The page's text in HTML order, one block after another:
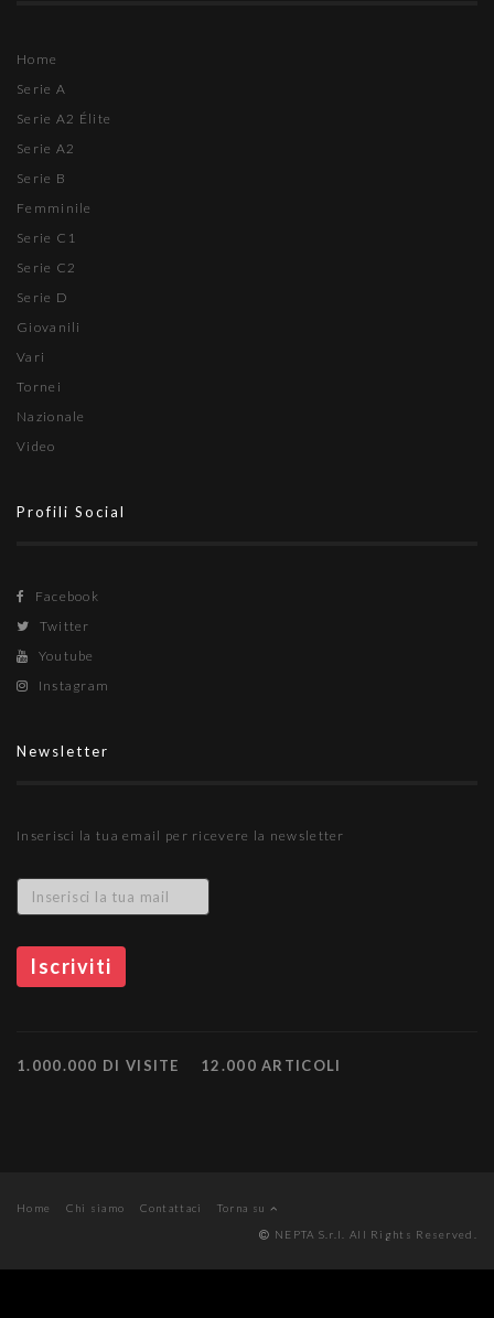
Home
Serie A
Serie A2 Élite
Serie A2
Serie B
Femminile
Serie C1
Serie C2
Serie D
Giovanili
Vari
Tornei
Nazionale
Video
Profili Social
Facebook
Twitter
Youtube
Instagram
Newsletter
Inserisci la tua email per ricevere la newsletter
1.000.000 DI VISITE 12.000 ARTICOLI
Home Chi siamo Contattaci
Torna su
NEPTA S.r.l. All Rights Reserved.